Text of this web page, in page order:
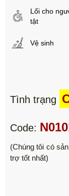
Lối cho
tật
Vệ sinh
Tình trạng
Code:
(Chúng tôi có
trợ tốt nhất)